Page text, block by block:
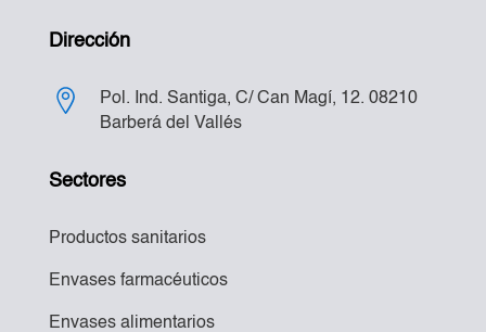
Dirección
Pol. Ind. Santiga, C/ Can Magí, 12. 08210
Barberá del Vallés
Sectores
Productos sanitarios
Envases farmacéuticos
Envases alimentarios